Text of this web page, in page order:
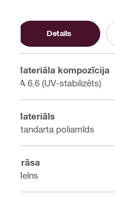
Details
Materiāla kompozīcija
PA 6.6 (UV-stabilizēts)
Materiāls
Standarta poliamīds
Krāsa
Melns